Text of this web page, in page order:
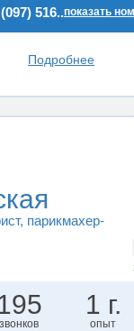
516..показать
Подробнее
, парикмахер-
звонков
1 г.
опыт